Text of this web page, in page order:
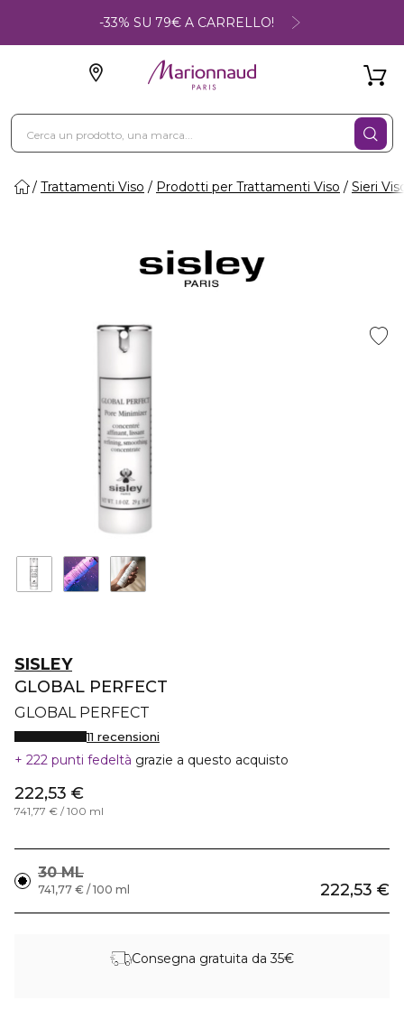
-33% SU 79€ A CARRELLO!
Trattamenti Viso Prodotti per Trattamenti Viso Sieri
SISLEY
GLOBAL PERFECT
GLOBAL PERFECT
11 recensioni
222 punti fedeltà grazie a questo acquisto
222,53 €
741,77 € / 100 ml
30 ML
222,53 €
741,77 € / 100 ml
Consegna gratuita da 35€